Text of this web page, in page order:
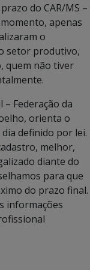
do CAR/MS –
apenas
o
setor produtivo,
quem não tiver
Federação da
orienta o
definido por lei.
melhor,
diante do
para que
do prazo final.
informações